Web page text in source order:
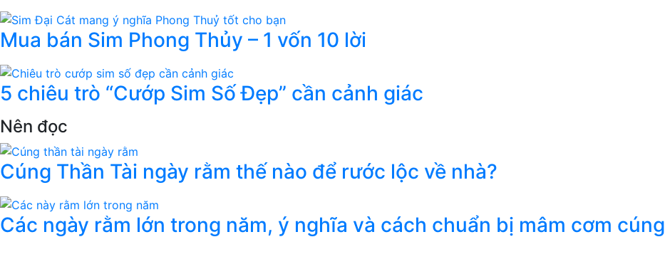
Mua bán Sim Phong Thủy – 1 vốn 10 lời
5 chiêu trò “Cướp Sim Số Đẹp” cần cảnh giác
Nên đọc
Cúng Thần Tài ngày rằm thế nào để rước lộc về nhà?
Các ngày rằm lớn trong năm, ý nghĩa và cách chuẩn bị mâm cơm cúng